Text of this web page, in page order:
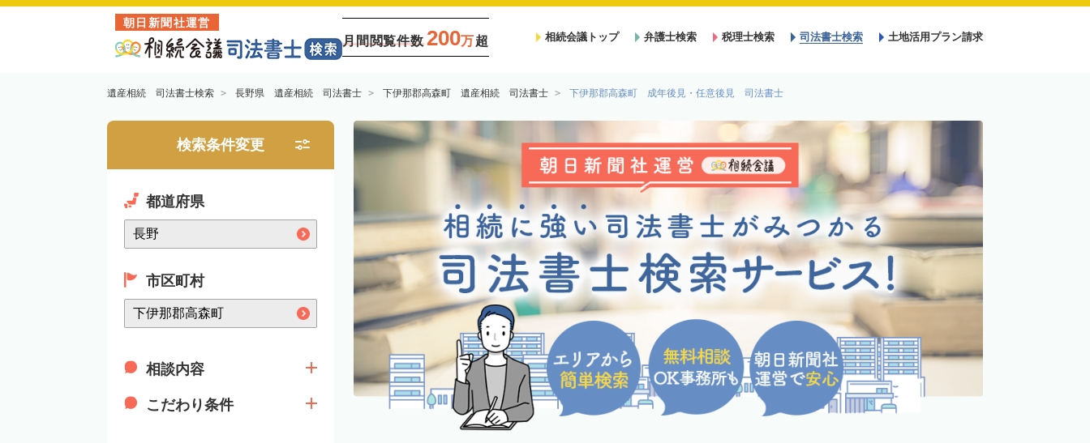
朝日新聞社運営
月間閲覧件数 200万超 相続会議トップ 弁護士検索 税理士検索 司法書士検索 土地活用プラン請求
遺産相続 司法書士検索 長野県 遺産相続 司法書士 下伊那郡高森町 遺産相続 司法書士 下伊那郡高森町 成年後見・任意後見 司法書士
検索条件変更
都道府県
市区町村
相談内容
こだわり条件